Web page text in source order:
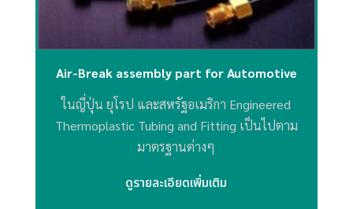
Air-Break assembly part for Automotive
ในญี่ปุ่น ยุโรป และสหรัฐอเมริกา Engineered
Thermoplastic Tubing and Fitting เป็นไปตาม
มาตรฐานต่างๆ
ดูรายละเอียดเพิ่มเติม